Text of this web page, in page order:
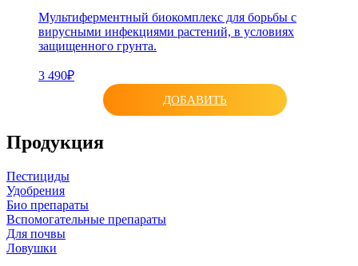
Мультиферментный биокомплекс для борьбы с
вирусными инфекциями растений, в условиях
защищенного грунта.
3 490₽
ДОБАВИТЬ
Продукция
Пестициды
Удобрения
Био препараты
Вспомогательные препараты
Для почвы
Ловушки